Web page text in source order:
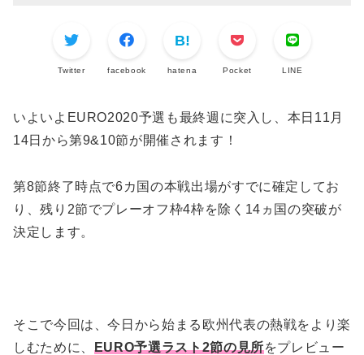
Twitter facebook hatena Pocket LINE
いよいよEURO2020予選も最終週に突入し、本日11月
14日から第9&10節が開催されます！
第8節終了時点で6カ国の本戦出場がすでに確定してお
り、残り2節でプレーオフ枠4枠を除く14ヵ国の突破が
決定します。
そこで今回は、今日から始まる欧州代表の熱戦をより楽
しむために、 EURO予選ラスト2節の見所をプレビュー